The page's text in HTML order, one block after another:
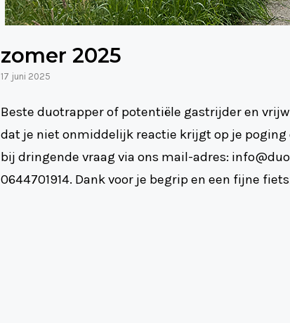
zomer 2025
17 juni 2025
Beste duotrapper of potentiële gastrijder en
dat je niet onmiddelijk reactie krijgt op je
bij dringende vraag via ons mail-adres:
0644701914. Dank voor je begrip en een fijne